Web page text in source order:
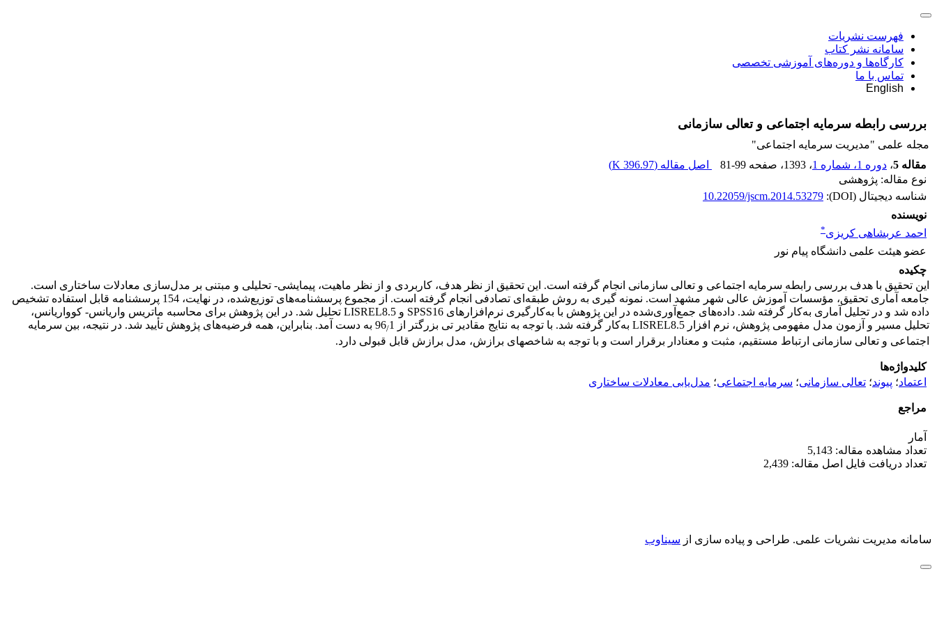
فهرست نشریات
سامانه نشر کتاب
کارگاه‌ها و دوره‌های آموزشی تخصصی
تماس با ما
English
بررسی رابطه سرمایه اجتماعی و تعالی سازمانی
مجله علمی "مدیریت سرمایه اجتماعی"
مقاله 5
، دوره 1، شماره 1 ، 1393 ، صفحه 81-99 اصل مقاله (396.97 K
)
نوع مقاله: پژوهشی
شناسه دیجیتال (DOI):
10.22059/jscm.2014.53279
نویسنده
احمد عربشاهی کریزی*
عضو هیئت علمی دانشگاه پیام نور
چکیده
این تحقیق با هدف بررسی رابطه سرمایه اجتماعی و تعالی سازمانی انجام گرفته است. این تحقیق از نظر هدف، کاربردی و از نظر ماهیت، پیمایشی- تحلیلی و مبتنی بر مدل‌سازی معادلات ساختاری است.
جامعه آماری تحقیق، مؤسسات آموزش عالی شهر مشهد است. نمونه گیری به روش طبقه‌ای تصادفی انجام گرفته است. از مجموع پرسشنامه‌های توزیع‌شده، در نهایت، 154 پرسشنامه قابل استفاده تشخیص
داده شد و در تحلیل آماری به‌کار گرفته شد. داده‌های جمع‌آوری‌شده در این پژوهش با به‌کارگیری نرم‌افزارهای SPSS16 و LISREL8.5 تحلیل شد. در این پژوهش برای محاسبه ماتریس واریانس- کوواریانس،
تحلیل مسیر و آزمون مدل مفهومی پژوهش، نرم افزار LISREL8.5 به‌کار گرفته شد. با توجه به نتایج مقادیر تی بزرگتر از 96
/
1 به دست آمد. بنابراین، همه فرضیه‌های پژوهش تأیید شد. در نتیجه، بین سرمایه
اجتماعی و تعالی سازمانی ارتباط مستقیم، مثبت و معنادار برقرار است و با توجه به شاخص‎های برازش، مدل برازش قابل قبولی دارد.
کلیدواژه‌ها
اعتماد؛ پیوند؛ تعالی سازمانی؛ سرمایه اجتماعی؛ مدل‌یابی معادلات ساختاری
مراجع
آمار
تعداد مشاهده مقاله: 5,143
تعداد دریافت فایل اصل مقاله: 2,439
سامانه مدیریت نشریات علمی. طراحی و پیاده سازی از سیناوب